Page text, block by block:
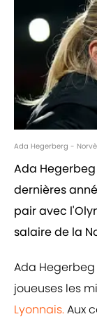
Ada Hegerberg -
Ada
dernières
pair avec
salaire de la
Ada
joueuses les
Lyonnais.Aux